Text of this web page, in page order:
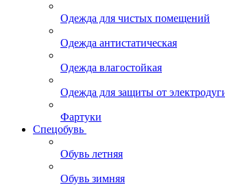
Одежда для чистых помещений
Одежда антистатическая
Одежда влагостойкая
Одежда для защиты от
Фартуки
Спецобувь
Обувь летняя
Обувь зимняя